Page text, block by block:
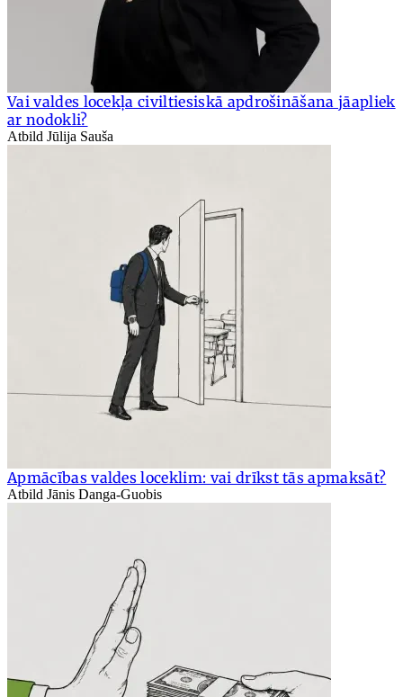
Vai valdes locekļa civiltiesiskā apdrošināšana jāapliek
ar nodokli?
Atbild Jūlija Sauša
Apmācības valdes loceklim: vai drīkst tās apmaksāt?
Atbild Jānis Danga-Guobis